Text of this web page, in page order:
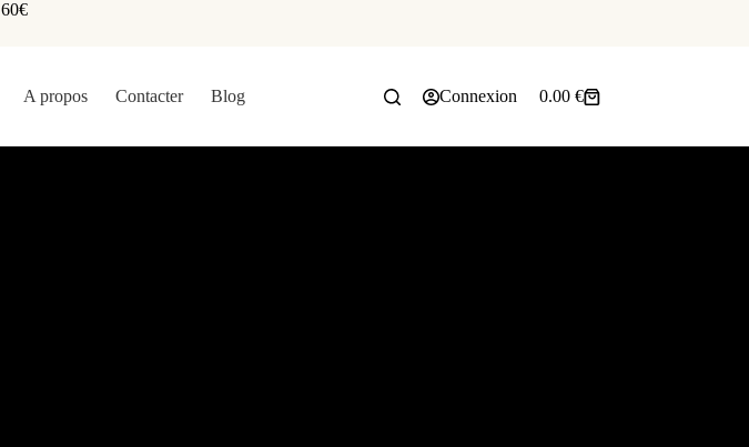
A propos Contacter Blog Connexion 0.00 €